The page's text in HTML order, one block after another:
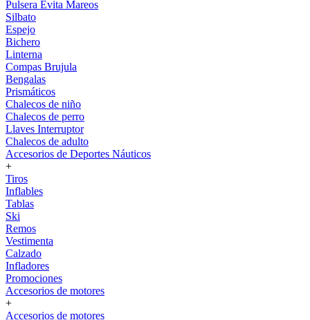
Pulsera Evita Mareos
Silbato
Espejo
Bichero
Linterna
Compas Brujula
Bengalas
Prismáticos
Chalecos de niño
Chalecos de perro
Llaves Interruptor
Chalecos de adulto
Accesorios de Deportes Náuticos
+
Tiros
Inflables
Tablas
Ski
Remos
Vestimenta
Calzado
Infladores
Promociones
Accesorios de motores
+
Accesorios de motores